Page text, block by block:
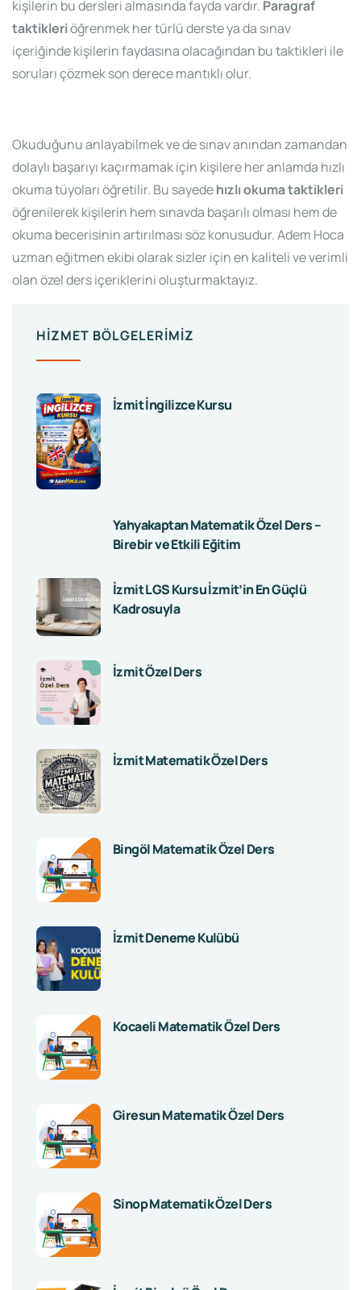
kişilerin bu dersleri almasında fayda vardır. Paragraf
taktikleriöğrenmek her türlü derste ya da sınav
içeriğinde kişilerin faydasına olacağından bu taktikleri ile
soruları çözmek son derece mantıklı olur.
Okuduğunu anlayabilmek ve de sınav anından zamandan
dolaylı başarıyı kaçırmamak için kişilere her anlamda hızlı
okuma tüyoları öğretilir. Bu sayedehızlı okuma taktikleri
öğrenilerek kişilerin hem sınavda başarılı olması hem de
okuma becerisinin artırılması söz konusudur. Adem Hoca
uzman eğitmen ekibi olarak sizler için en kaliteli ve verimli
olan özel ders içeriklerini oluşturmaktayız.
HIZMET BÖLGELERIMIZ
İzmit İngilizce Kursu
Yahyakaptan Matematik Özel Ders –
Birebir ve Etkili Eğitim
İzmit LGS Kursu İzmit’in En Güçlü
Kadrosuyla
İzmit Özel Ders
İzmit Matematik Özel Ders
Bingöl Matematik Özel Ders
İzmit Deneme Kulübü
Kocaeli Matematik Özel Ders
Giresun Matematik Özel Ders
Sinop Matematik Özel Ders